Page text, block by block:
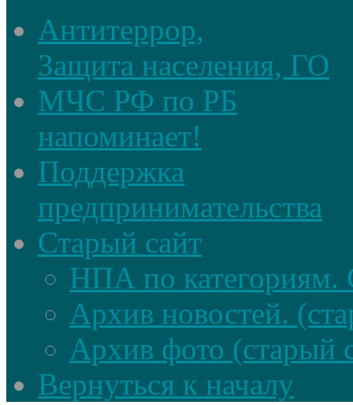
Антитеррор,
Защита населения, ГО
МЧС РФ по РБ
напоминает!
Поддержка
предпринимательства
Старый сайт
НПА по категориям.
Архив новостей.
Архив фото (старый
Вернуться к началу